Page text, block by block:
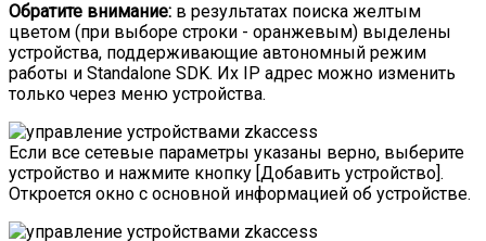
Обратите внимание: в результатах поиска желтым
цветом (при выборе строки - оранжевым) выделены
устройства, поддерживающие автономный режим
работы и Standalone SDK. Их IP адрес можно изменить
только через меню устройства.
Если все сетевые параметры указаны верно, выберите
устройство и нажмите кнопку [Добавить устройство].
Откроется окно с основной информацией об устройстве.